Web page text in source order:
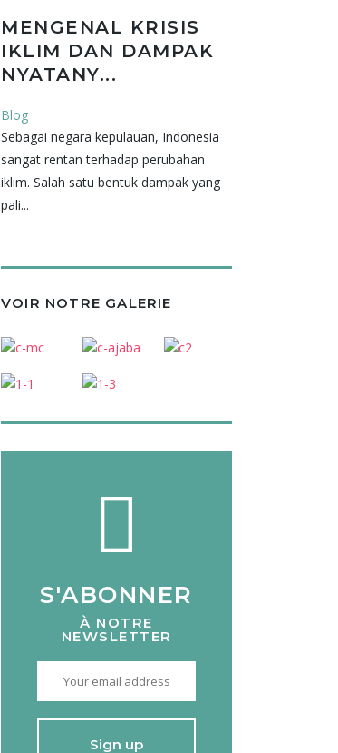
MENGENAL KRISIS
IKLIM DAN DAMPAK
NYATANY...
Blog
Sebagai negara kepulauan, Indonesia
sangat rentan terhadap perubahan
iklim. Salah satu bentuk dampak yang
pali...
VOIR NOTRE GALERIE
S'ABONNER
À NOTRE
NEWSLETTER